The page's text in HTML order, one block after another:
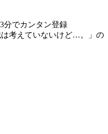
分でカンタン登録
考えていないけど…。」の